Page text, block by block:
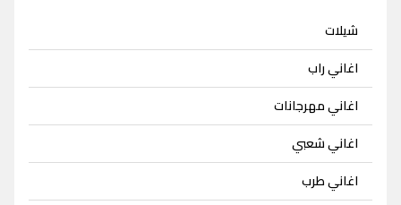
شيلات
اغاني راب
اغاني مهرجانات
اغاني شعبي
اغاني طرب